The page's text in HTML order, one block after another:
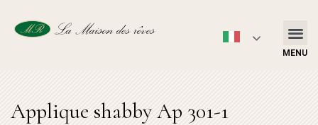
MENU
Applique shabby Ap 301-1